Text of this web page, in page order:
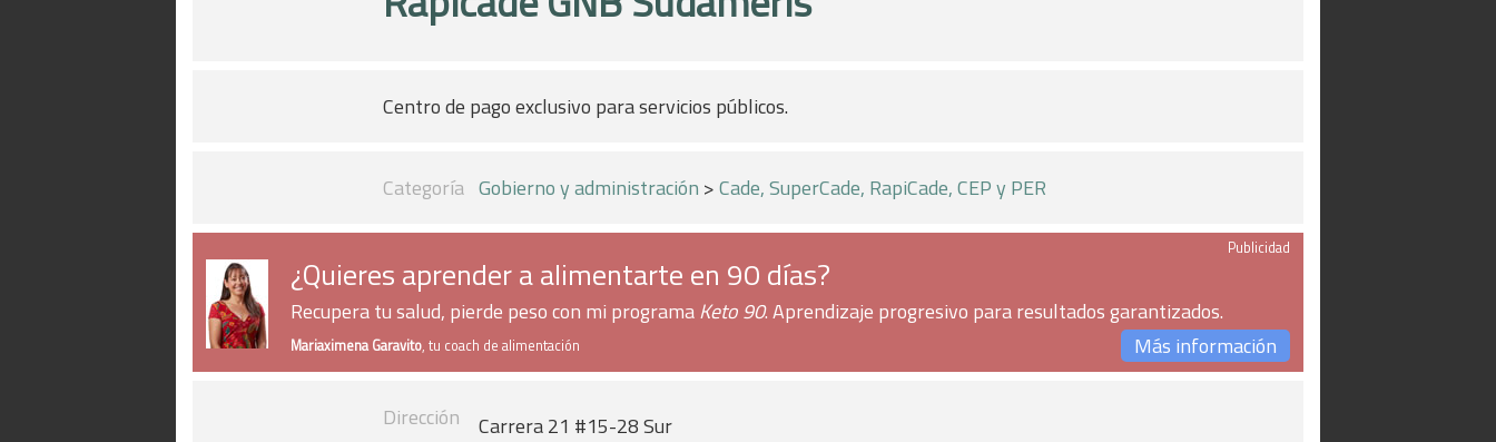
Centro de pago exclusivo para servicios públicos.
Categoría Gobierno y administración >Cade, SuperCade, RapiCade, CEP y PER
Publicidad
¿Quieres aprender a alimentarte en 90 días?
Recupera tu salud, pierde peso con mi programaKeto 90. Aprendizaje progresivo para resultados garantizados.
Mariaximena Garavito, tu coach de alimentación Más información
Dirección
Carrera 21 #15-28 Sur